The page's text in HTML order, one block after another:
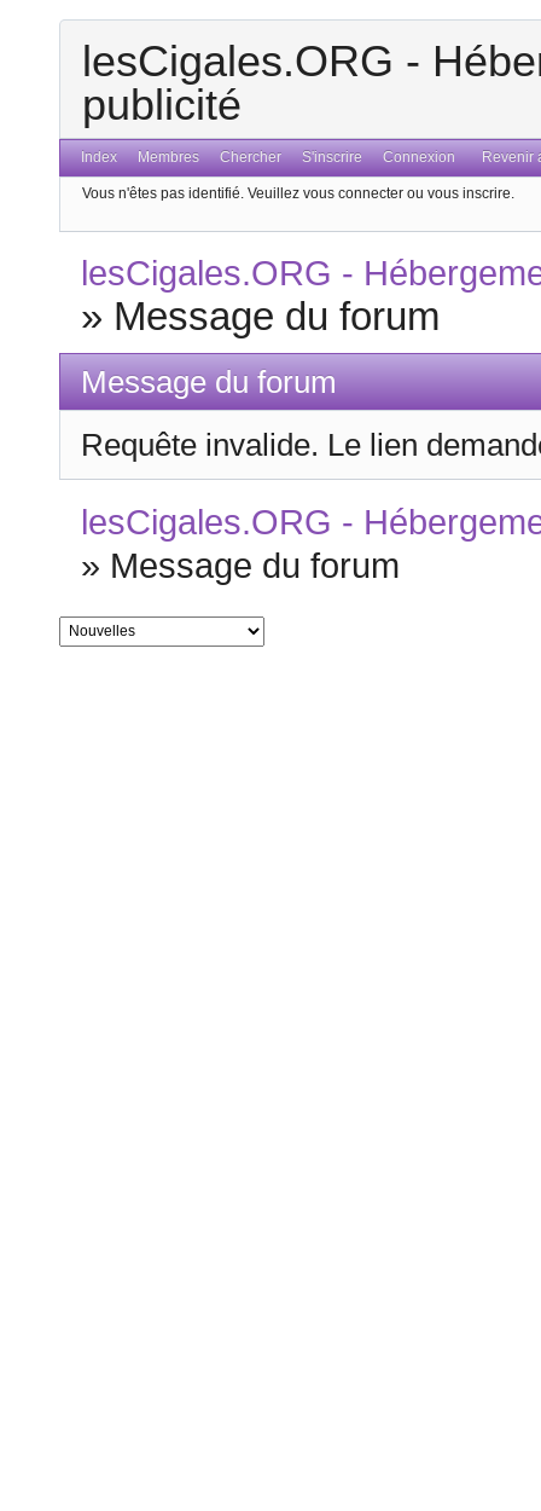
lesCigales.ORG -
publicité
Index Membres Chercher S'inscrire Connexion Revenir
Vous n'êtes pas identifié. Veuillez vous connecter ou vous inscrire.
lesCigales.ORG -
» Message du forum
Message du forum
Requête invalide. Le lien
lesCigales.ORG -
» Message du forum